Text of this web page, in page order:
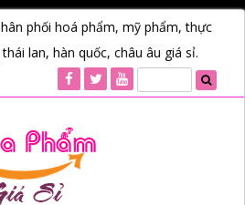
phối hoá phẩm, mỹ phẩm, thực
lan, hàn quốc, châu âu giá sỉ.